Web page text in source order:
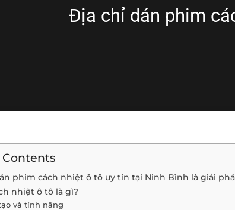
Địa chỉ dán phim
Contents
phim cách nhiệt ô tô uy tín tại Ninh Bình là giải
nhiệt ô tô là gì?
và tính năng